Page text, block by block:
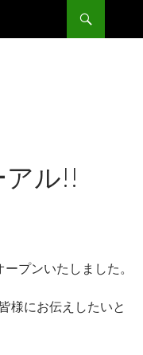
アル!!
プンいたしました。
様にお伝えしたいと